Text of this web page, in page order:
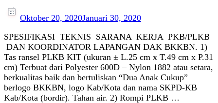
Oktober 20, 2020Januari 30, 2020
SPESIFIKASI TEKNIS SARANA KERJA PKB/PLKB
DAN KOORDINATOR LAPANGAN DAK BKKBN. 1)
Tas ransel PLKB KIT (ukuran ± L.25 cm x T.49 cm x P.31
cm) Terbuat dari Polyester 600D – Nylon 1882 atau setara,
berkualitas baik dan bertuliskan “Dua Anak Cukup”
berlogo BKKBN, logo Kab/Kota dan nama SKPD-KB
Kab/Kota (bordir). Tahan air. 2) Rompi PLKB …